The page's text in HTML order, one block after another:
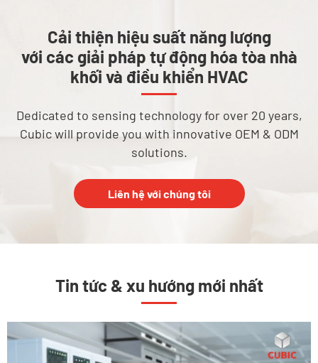
Cải thiện hiệu suất năng lượng
với các giải pháp tự động hóa tòa nhà
khối và điều khiển HVAC
Dedicated to sensing technology for over 20 years,
Cubic will provide you with innovative OEM & ODM
solutions.
Liên hệ với chúng tôi
Tin tức & xu hướng mới nhất